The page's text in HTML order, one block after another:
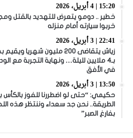
15:20 | 4 أبريل، 2026
خطير .. دومو يتعرض للتهديد بالقتل
خربوا سيارته أمام منزله
22:41 | 3 أبريل، 2026
زياش يتقاضى 200 مليون شهريا
بـ4 ملايين لليلة… ونهاية التجربة مع
في الأفق
13:50 | 3 أبريل، 2026
حكيمي: “حتى لو اضطررنا للفوز بالكأس
الطريقة.. نحن جد سعداء وننتظر هذه
بفارغ الصبر”